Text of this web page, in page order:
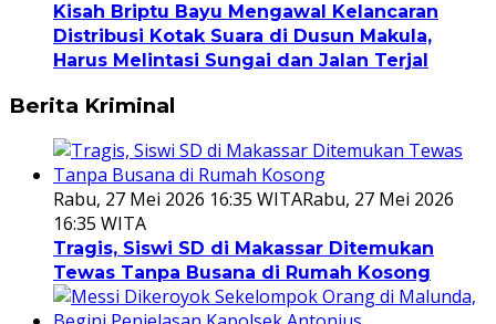
Kisah Briptu Bayu Mengawal Kelancaran
Distribusi Kotak Suara di Dusun Makula,
Harus Melintasi Sungai dan Jalan Terjal
Berita Kriminal
Rabu, 27 Mei 2026 16:35 WITARabu, 27 Mei 2026
16:35 WITA
Tragis, Siswi SD di Makassar Ditemukan
Tewas Tanpa Busana di Rumah Kosong